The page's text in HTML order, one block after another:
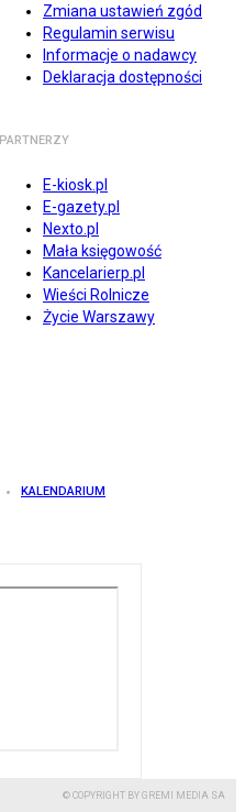
Zmiana ustawień zgód
Regulamin serwisu
Informacje o nadawcy
Deklaracja dostępności
PARTNERZY
E-kiosk.pl
E-gazety.pl
Nexto.pl
Mała księgowość
Kancelarierp.pl
Wieści Rolnicze
Życie Warszawy
KALENDARIUM
© COPYRIGHT BY GREMI MEDIA SA